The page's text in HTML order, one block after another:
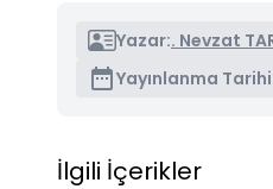
Yazar:. Nevzat
Yayınlanma
İlgili İçerikler